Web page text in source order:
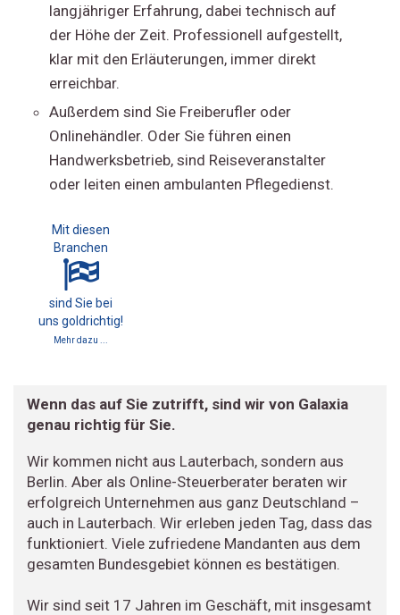
langjähriger Erfahrung, dabei technisch auf
der Höhe der Zeit. Professionell aufgestellt,
klar mit den Erläuterungen, immer direkt
erreichbar.
Außerdem sind Sie Freiberufler oder
Onlinehändler. Oder Sie führen einen
Handwerksbetrieb, sind Reiseveranstalter
oder leiten einen ambulanten Pflegedienst.
Mit diesen
Branchen
sind Sie bei
uns goldrichtig!
Mehr dazu ...
Wenn das auf Sie zutrifft, sind wir von Galaxia
genau richtig für Sie.
Wir kommen nicht aus Lauterbach, sondern aus
Berlin. Aber als Online-Steuerberater beraten wir
erfolgreich Unternehmen aus ganz Deutschland –
auch in Lauterbach. Wir erleben jeden Tag, dass das
funktioniert. Viele zufriedene Mandanten aus dem
gesamten Bundesgebiet können es bestätigen.
Wir sind seit 17 Jahren im Geschäft, mit insgesamt